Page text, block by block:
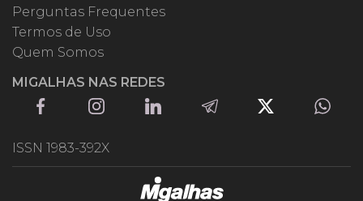
Perguntas Frequentes
Termos de Uso
Quem Somos
MIGALHAS NAS REDES
ISSN 1983-392X